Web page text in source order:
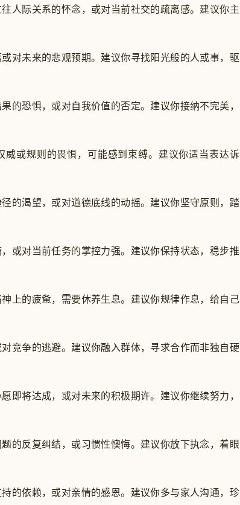
人际关系的怀念，或对当前社交的疏离感。建议你主
对未来的悲观预期。建议你寻找阳光般的人或事，驱
的恐惧，或对自我价值的否定。建议你接纳不完美，
威或规则的畏惧，可能感到束缚。建议你适当表达诉
的渴望，或对道德底线的动摇。建议你坚守原则，踏
或对当前任务的掌控力强。建议你保持状态，稳步推
上的疲惫，需要休养生息。建议你规律作息，给自己
竞争的逃避。建议你融入群体，寻求合作而非独自硬
即将达成，或对未来的积极期许。建议你继续努力，
的反复纠结，或习惯性懊悔。建议你放下执念，着眼
的依赖，或对亲情的感恩。建议你多与家人沟通，珍